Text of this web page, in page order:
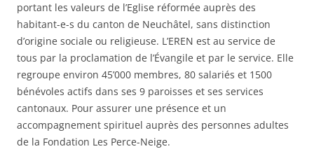
portant les valeurs de l’Eglise réformée auprès des
habitant-e-s du canton de Neuchâtel, sans distinction
d’origine sociale ou religieuse. L’EREN est au service de
tous par la proclamation de l’Évangile et par le service. Elle
regroupe environ 45’000 membres, 80 salariés et 1500
bénévoles actifs dans ses 9 paroisses et ses services
cantonaux. Pour assurer une présence et un
accompagnement spirituel auprès des personnes adultes
de la Fondation Les Perce-Neige.